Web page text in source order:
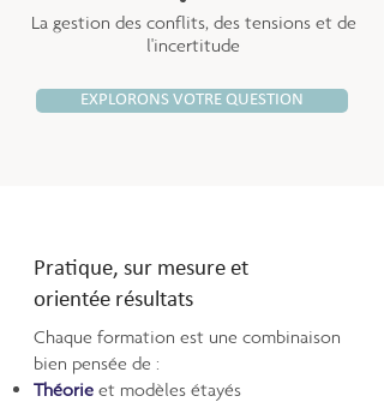
La gestion des conflits, des tensions et de
l'incertitude
EXPLORONS VOTRE QUESTION
Pratique, sur mesure et
orientée résultats
Chaque formation est une combinaison
bien pensée de :
Théorie et modèles étayés